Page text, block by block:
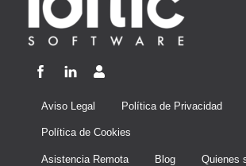
Aviso Legal Política de Privacidad
Política de Cookies
Asistencia Remota Blog Quienes